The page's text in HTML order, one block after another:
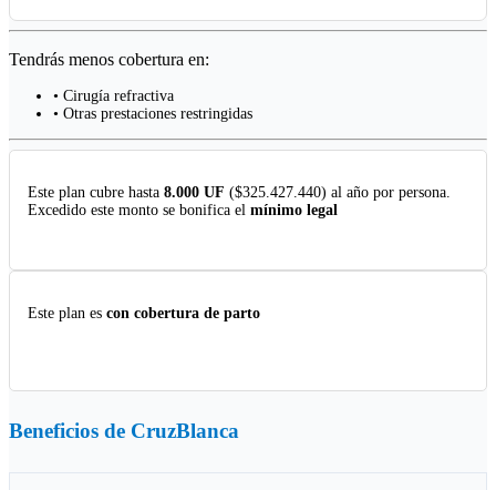
Tendrás menos cobertura en:
• Cirugía refractiva
• Otras prestaciones restringidas
Este plan cubre hasta 8.000 UF ($325.427.440) al año por persona.
Excedido este monto se bonifica el mínimo legal
Este plan es con cobertura de parto
Beneficios de CruzBlanca